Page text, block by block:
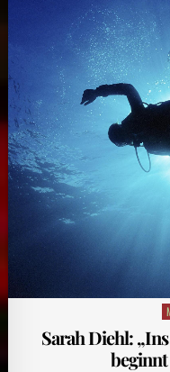
Sarah Diehl:
beginnt